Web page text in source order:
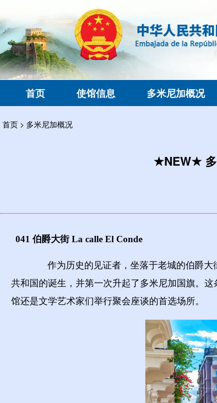
首页 使馆信息 多米尼加概况
首页 > 多米尼加概况
★NEW★ 多
041 伯爵大街 La calle El Conde
作为历史的见证者，坐落于老城的伯爵
共和国的诞生，并第一次升起了多米尼加国旗。
馆还是文学艺术家们举行聚会座谈的首选场所。